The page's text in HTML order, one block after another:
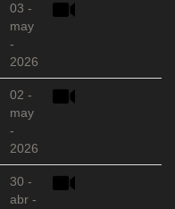
03 -
may
-
2026
02 -
may
-
2026
30 -
abr -